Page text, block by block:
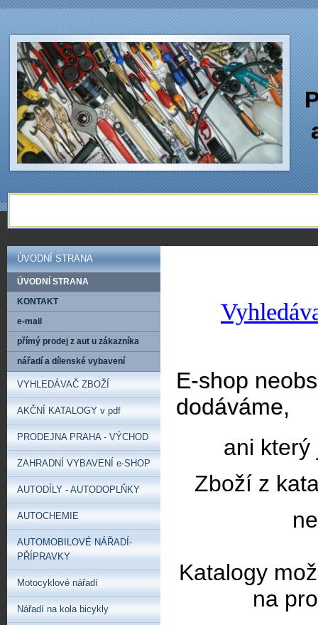
E-shop
dodáváme,
ani který
Zboží z
Katalogy
na
ÚVODNÍ STRANA
ÚVODNÍ STRANA
KONTAKT
e-mail
přímý prodej z aut u zákazníka
nářadí a dílenské vybavení
VYHLEDÁVAČ ZBOŽÍ
AKČNÍ KATALOGY v pdf
PRODEJNA PRAHA - VÝCHOD
ZAHRADNÍ VYBAVENÍ e-SHOP
AUTODÍLY - AUTODOPLŇKY
AUTOCHEMIE
AUTOMOBILOVÉ NÁŘADÍ-
PŘÍPRAVKY
Motocyklové nářadí
Nářadí na kola bicykly